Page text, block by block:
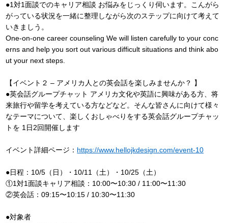
●1対1面談でのキャリア相談 お悩みをじっくり伺います。こんがら
がっている状況を一緒に整理しながら次のステップに向けて考えて
いきましう。
One-on-one career counseling We will listen carefully to your conc
erns and help you sort out various difficult situations and think abo
ut your next steps.
【イベント２ – アメリカ人との英会話を楽しみませんか？ 】
●英会話グループチャット アメリカ文化や英語に興味がある方、将
来旅行や留学を考えている方などなど。そんな皆さんに向けて様々
なテーマについて、楽しくおしゃべりをする英会話グループチャッ
トを 1日2回開催します
イベント詳細ページ： https://www.hellojkdesign.com/event-10
●日程：10/5（日）・10/11（土）・10/25（土）
①1対1面談キャリア相談：10:00〜10:30 / 11:00〜11:30
②英会話：09:15〜10:15 / 10:30〜11:30
●対象者